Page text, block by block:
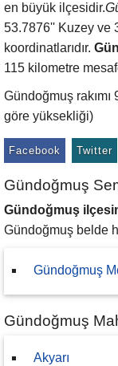
en büyük ilçesidir.
53.7876'' Kuzey ve
koordinatlarıdır.
115 kilometre
Gündoğmuş
göre yüksekliği)
Facebook Twitter
Gündoğmuş
Gündoğmuş
Gündoğmuş belde
Gündoğmuş
Gündoğmuş
Akyarı